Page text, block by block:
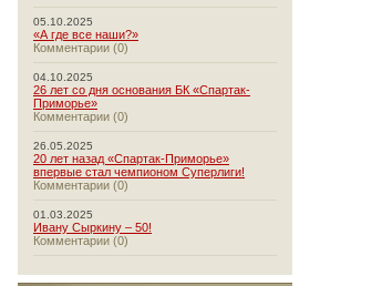
05.10.2025
«А где все наши?»
Комментарии (0)
04.10.2025
26 лет со дня основания БК «Спартак-
Приморье»
Комментарии (0)
26.05.2025
20 лет назад «Спартак-Приморье»
впервые стал чемпионом Суперлиги!
Комментарии (0)
01.03.2025
Ивану Сыркину – 50!
Комментарии (0)